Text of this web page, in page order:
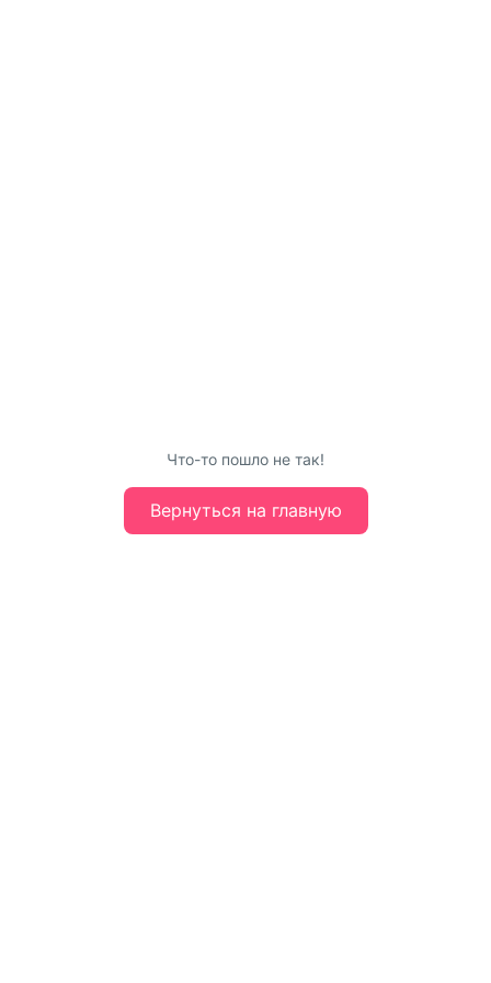
Что-то пошло не так!
Вернуться на главную